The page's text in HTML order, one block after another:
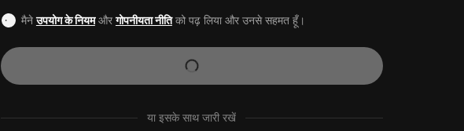
मैनेउपयोग के नियमऔरगोपनीयता नीतिको पढ़ लिया और उनसे सहमत हूँ।
या इसके साथ जारी रखें